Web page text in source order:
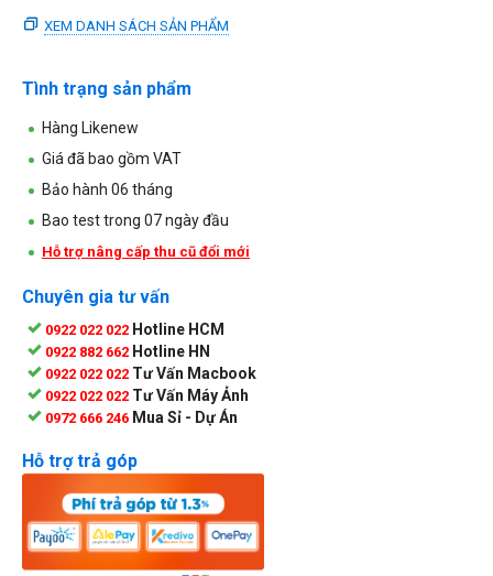
XEM DANH SÁCH SẢN PHẨM
Tình trạng sản phẩm
Hàng Likenew
Giá đã bao gồm VAT
Bảo hành 06 tháng
Bao test trong 07 ngày đầu
Hỗ trợ nâng cấp thu cũ đổi mới
Chuyên gia tư vấn
0922 022 022 Hotline HCM
0922 882 662 Hotline HN
0922 022 022 Tư Vấn Macbook
0922 022 022 Tư Vấn Máy Ảnh
0972 666 246 Mua Sỉ - Dự Án
Hỗ trợ trả góp